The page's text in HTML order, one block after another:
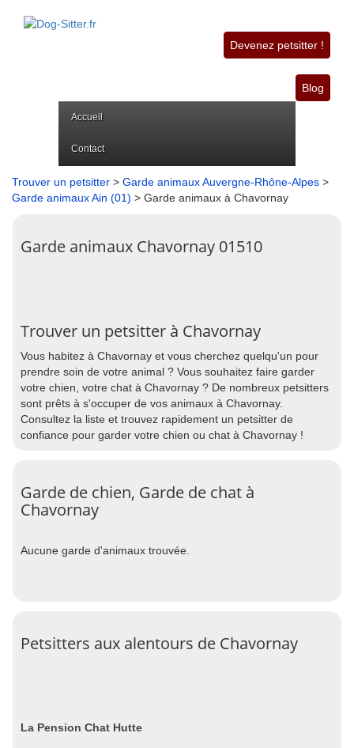
Devenez petsitter !
Blog
Accueil
Contact
Trouver un petsitter > Garde animaux Auvergne-Rhône-Alpes >
Garde animaux Ain (01) > Garde animaux à Chavornay
Garde animaux Chavornay 01510
Trouver un petsitter à Chavornay
Vous habitez à Chavornay et vous cherchez quelqu'un pour
prendre soin de votre animal ? Vous souhaitez faire garder
votre chien, votre chat à Chavornay ? De nombreux petsitters
sont prêts à s'occuper de vos animaux à Chavornay.
Consultez la liste et trouvez rapidement un petsitter de
confiance pour garder votre chien ou chat à Chavornay !
Garde de chien, Garde de chat à
Chavornay
Aucune garde d'animaux trouvée.
Petsitters aux alentours de Chavornay
La Pension Chat Hutte